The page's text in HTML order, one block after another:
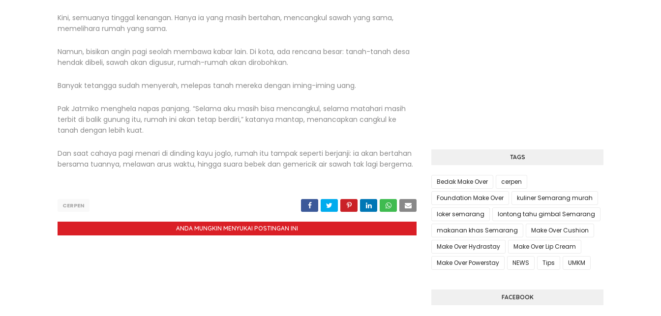
Kini, semuanya tinggal kenangan. Hanya ia yang masih bertahan, mencangkul sawah yang sama,
memelihara rumah yang sama.
Namun, bisikan angin pagi seolah membawa kabar lain. Di kota, ada rencana besar: tanah-tanah desa
hendak dibeli, sawah akan digusur, rumah-rumah akan dirobohkan.
Banyak tetangga sudah menyerah, melepas tanah mereka dengan iming-iming uang.
Pak Jatmiko menghela napas panjang. “Selama aku masih bisa mencangkul, selama matahari masih
terbit di balik gunung itu, rumah ini akan tetap berdiri,” katanya mantap, menancapkan cangkul ke
tanah dengan lebih kuat.
Dan saat cahaya pagi menari di dinding kayu joglo, rumah itu tampak seperti berjanji: ia akan bertahan
bersama tuannya, melawan arus waktu, hingga suara bebek dan gemericik air sawah tak lagi bergema.
CERPEN
ANDA MUNGKIN MENYUKAI POSTINGAN INI
TAGS
Bedak Make Over
cerpen
Foundation Make Over
kuliner Semarang murah
loker semarang
lontong tahu gimbal Semarang
makanan khas Semarang
Make Over Cushion
Make Over Hydrastay
Make Over Lip Cream
Make Over Powerstay
NEWS Tips UMKM
FACEBOOK